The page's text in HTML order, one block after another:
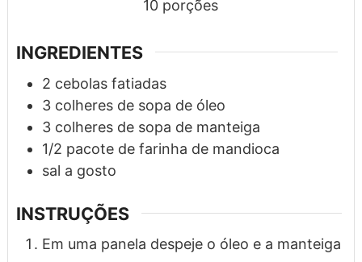
10 porções
INGREDIENTES
2 cebolas fatiadas
3 colheres de sopa de óleo
3 colheres de sopa de manteiga
1/2 pacote de farinha de mandioca
sal a gosto
INSTRUÇÕES
Em uma panela despeje o óleo e a manteiga